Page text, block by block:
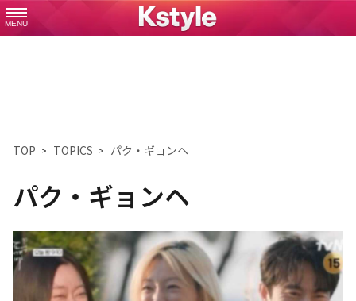
MENU
TOP TOPICS パク・ギョンヘ
パク・ギョンヘ